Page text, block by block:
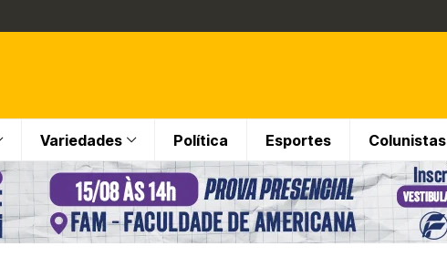
Variedades Política Esportes Colunistas